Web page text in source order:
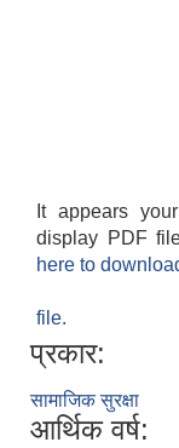
It appears
display PDF
here to
file.
प्रकार:
सामाजिक सुरक्षा
आर्थिक वर्ष: